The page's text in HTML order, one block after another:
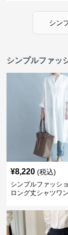
シン
シンプルファッ
¥8,220 (税込)
シンプルファッシ
ロング丈シャツワ